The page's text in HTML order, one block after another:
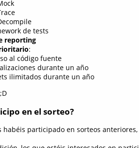
de tests
reporting
:
al código fuente
durante un año
ilimitados durante un año
en el sorteo?
habéis participado en sorteos